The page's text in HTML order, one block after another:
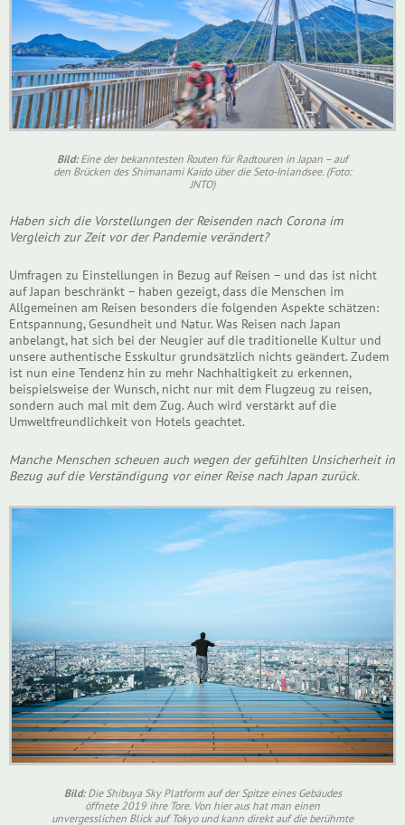
Bild:Eine der bekanntesten Routen für Radtouren in Japan – auf
den Brücken des Shimanami Kaido über die Seto-Inlandsee. (Foto:
JNTO)
Haben sich die Vorstellungen der Reisenden nach Corona im
Vergleich zur Zeit vor der Pandemie verändert?
Umfragen zu Einstellungen in Bezug auf Reisen – und das ist nicht
auf Japan beschränkt – haben gezeigt, dass die Menschen im
Allgemeinen am Reisen besonders die folgenden Aspekte schätzen:
Entspannung, Gesundheit und Natur. Was Reisen nach Japan
anbelangt, hat sich bei der Neugier auf die traditionelle Kultur und
unsere authentische Esskultur grundsätzlich nichts geändert. Zudem
ist nun eine Tendenz hin zu mehr Nachhaltigkeit zu erkennen,
beispielsweise der Wunsch, nicht nur mit dem Flugzeug zu reisen,
sondern auch mal mit dem Zug. Auch wird verstärkt auf die
Umweltfreundlichkeit von Hotels geachtet.
Manche Menschen scheuen auch wegen der gefühlten Unsicherheit in
Bezug auf die Verständigung vor einer Reise nach Japan zurück.
Bild:Die Shibuya Sky Platform auf der Spitze eines Gebäudes
öffnete 2019 ihre Tore. Von hier aus hat man einen
unvergesslichen Blick auf Tokyo und kann direkt auf die berühmte